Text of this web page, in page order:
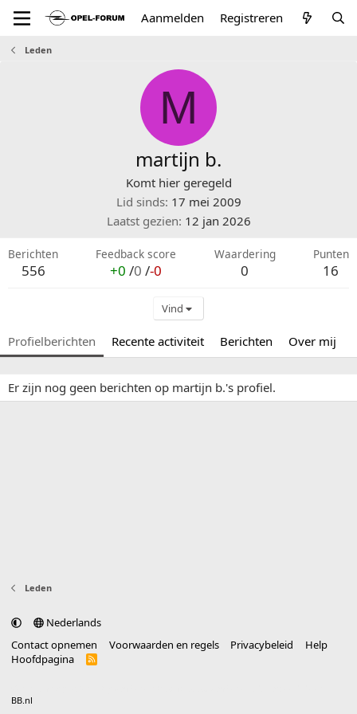
Aanmelden Registreren
Leden
M
martijn b.
Komt hier geregeld
Lid sinds 17 mei 2009
Laatst gezien 12 jan 2026
Berichten
556
Feedback score
+0 /0 /-0
Waardering
0
Punten
16
Vind
Profielberichten Recente activiteit Berichten Over mij
Er zijn nog geen berichten op martijn b.'s profiel.
Leden
Nederlands
Contact opnemen
Voorwaarden en regels Privacybeleid
Help
Hoofdpagina
R
BB.nl